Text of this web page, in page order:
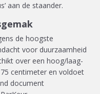
aan de staander.
de hoogste
voor duurzaamheid
over een hoog/laag-
centimeter en voldoet
document